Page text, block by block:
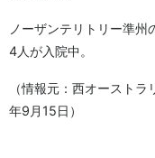
ノーザンテリトリー準
4人が入院中。
（情報元：西オースト
年9月15日）